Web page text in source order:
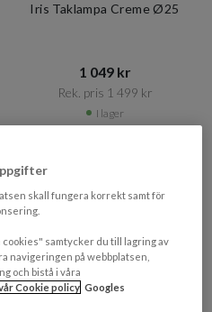
Iris Taklampa Creme Ø25
1 049 kr​​
Rek. pris 1 499 kr​​
I lager
skall fungera korrekt samt för
samtycker du till lagring av
navigeringen på webbplatsen,
och bistå i våra
Cookie policy Googles